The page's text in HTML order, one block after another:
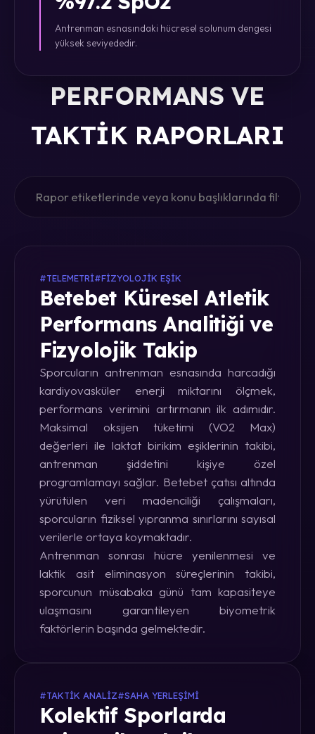
Antrenman esnasındaki hücresel solunum dengesi
yüksek seviyededir.
PERFORMANS VE
TAKTIK RAPORLARI
#TELEMETRI#FIZYOLOJIK EŞIK
Betebet Küresel Atletik
Performans Analitiği ve
Fizyolojik Takip
Sporcuların antrenman esnasında harcadığı
kardiyovasküler enerji miktarını ölçmek,
performans verimini artırmanın ilk adımıdır.
Maksimal oksijen tüketimi (VO2 Max)
değerleri ile laktat birikim eşiklerinin takibi,
antrenman şiddetini kişiye özel
programlamayı sağlar. Betebet çatısı altında
yürütülen veri madenciliği çalışmaları,
sporcuların fiziksel yıpranma sınırlarını sayısal
verilerle ortaya koymaktadır.
Antrenman sonrası hücre yenilenmesi ve
laktik asit eliminasyon süreçlerinin takibi,
sporcunun müsabaka günü tam kapasiteye
ulaşmasını garantileyen biyometrik
faktörlerin başında gelmektedir.
#TAKTIK ANALIZ#SAHA YERLEŞIMI
Kolektif Sporlarda